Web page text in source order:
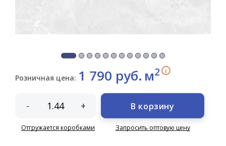
Розничная цена: 1 790 руб. м2 i
- +
Отгружается коробками
В корзину
Запросить оптовую цену